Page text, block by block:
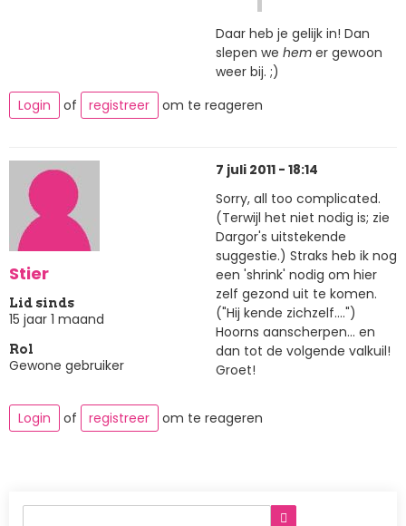
Daar heb je gelijk in! Dan
slepen we hem er gewoon
weer bij. ;)
Login
of registreer om te reageren
Stier
Lid sinds
15 jaar 1 maand
Rol
Gewone gebruiker
7 juli 2011 - 18:14
Sorry, all too complicated.
(Terwijl het niet nodig is; zie
Dargor's uitstekende
suggestie.) Straks heb ik nog
een 'shrink' nodig om hier
zelf gezond uit te komen.
("Hij kende zichzelf....")
Hoorns aanscherpen... en
dan tot de volgende valkuil!
Groet!
Login of registreer om te reageren